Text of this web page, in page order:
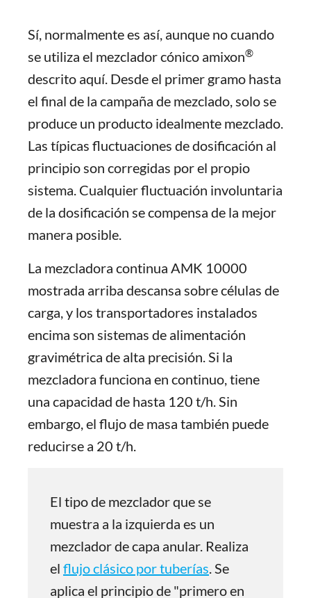
Sí, normalmente es así, aunque no cuando
se utiliza el mezclador cónico amixon®
descrito aquí. Desde el primer gramo hasta
el final de la campaña de mezclado, solo se
produce un producto idealmente mezclado.
Las típicas fluctuaciones de dosificación al
principio son corregidas por el propio
sistema. Cualquier fluctuación involuntaria
de la dosificación se compensa de la mejor
manera posible.
La mezcladora continua AMK 10000
mostrada arriba descansa sobre células de
carga, y los transportadores instalados
encima son sistemas de alimentación
gravimétrica de alta precisión. Si la
mezcladora funciona en continuo, tiene
una capacidad de hasta 120 t/h. Sin
embargo, el flujo de masa también puede
reducirse a 20 t/h.
El tipo de mezclador que se
muestra a la izquierda es un
mezclador de capa anular. Realiza
el flujo clásico por tuberías. Se
aplica el principio de "primero en